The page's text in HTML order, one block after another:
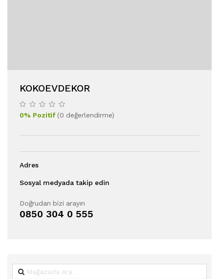
KOKOEVDEKOR
0% Pozitif(0 değerlendirme)
Adres
Sosyal medyada takip edin
Doğrudan bizi arayın
0850 304 0 555